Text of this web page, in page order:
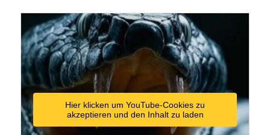
Hier klicken um YouTube-Cookies zu
akzeptieren und den Inhalt zu laden